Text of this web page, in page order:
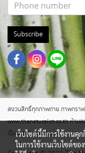
Subscribe
สงวนสิทธิ์ทุกภาพถ่าย ภาพกราฟ
www.thenaturalist.co.th ห้ามล
เป็นลายลักษณ์อักษร
เว็บไซต์นี้มีการใช้งาน
ในการใช้งานเว็บไซต์ข